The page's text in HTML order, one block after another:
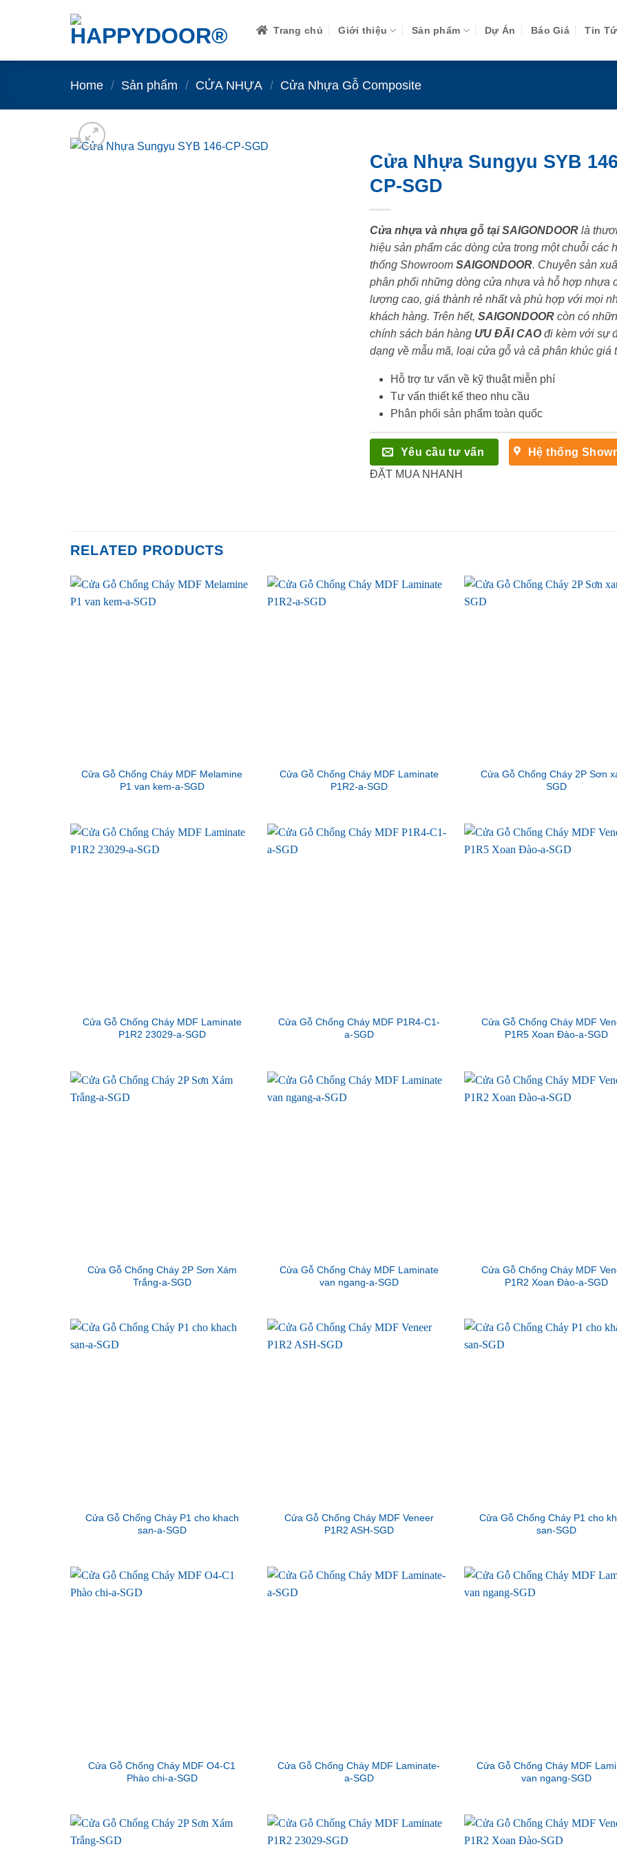
Trang chủ Giới thiệu Sản phẩm Dự Án Báo Giá Tin
Home / Sản phẩm / CỬA NHỰA / Cửa Nhựa Gỗ Composite
Cửa Nhựa Sungyu SYB
CP-SGD
Cửa nhựa và nhựa gỗ tại SAIGONDOORlà
hiệu sản phẩm các dòng cửa trong một chuỗi các
thống Showroom SAIGONDOOR. Chuyên sản
phân phối những dòng cửa nhựa và hỗ hợp nhựa
lượng cao, giá thành rẻ nhất và phù hợp với mọi
khách hàng. Trên hết, SAIGONDOORcòn có
chính sách bán hàng ƯU ĐÃI CAOđi kèm với sự
dạng về mẫu mã, loại cửa gỗ và cả phân khúc giá
Hỗ trợ tư vấn về kỹ thuật miễn phí
Tư vấn thiết kế theo nhu cầu
Phân phối sản phẩm toàn quốc
Yêu cầu tư vấn
Hệ thống
ĐẶT MUA NHANH
RELATED PRODUCTS
Cửa Gỗ Chống Cháy MDF Melamine
P1 van kem-a-SGD
Cửa Gỗ Chống Cháy MDF Laminate
P1R2-a-SGD
Cửa Gỗ Chống Cháy 2P Sơn
SGD
Cửa Gỗ Chống Cháy MDF Laminate
P1R2 23029-a-SGD
Cửa Gỗ Chống Cháy MDF P1R4-C1-
a-SGD
Cửa Gỗ Chống Cháy MDF
P1R5 Xoan Đào-a-SGD
Cửa Gỗ Chống Cháy 2P Sơn Xám
Trắng-a-SGD
Cửa Gỗ Chống Cháy MDF Laminate
van ngang-a-SGD
Cửa Gỗ Chống Cháy MDF
P1R2 Xoan Đào-a-SGD
Cửa Gỗ Chống Cháy P1 cho khach
san-a-SGD
Cửa Gỗ Chống Cháy MDF Veneer
P1R2 ASH-SGD
Cửa Gỗ Chống Cháy P1 cho
san-SGD
Cửa Gỗ Chống Cháy MDF O4-C1
Phào chi-a-SGD
Cửa Gỗ Chống Cháy MDF Laminate-
a-SGD
Cửa Gỗ Chống Cháy MDF
van ngang-SGD